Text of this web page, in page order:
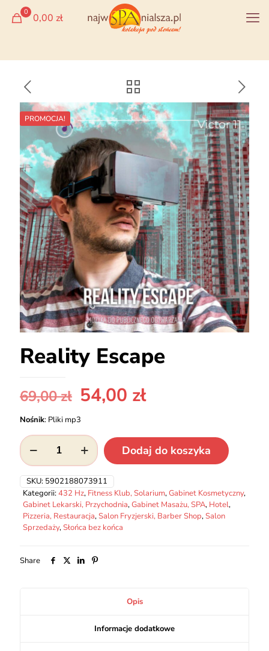
0 0,00 zł
PROMOCJA!
Reality Escape
69,00zł Pierwotna
cena
wynosiła:
69,00 zł.
54,00 złAktualna
wynosi:
54,00 zł.
Nośnik: Pliki mp3
ilość
Reality
Escape
Dodaj do koszyka
SKU: 5902188073911
Kategorii:432 Hz, Fitness Klub, Solarium,Gabinet Kosmetyczny,
Gabinet Lekarski, Przychodnia,Gabinet Masażu, SPA, Hotel,
Pizzeria, Restauracja,Salon Fryzjerski, Barber Shop,Salon
Sprzedaży,Słońca bez końca
Share
Opis
Informacje dodatkowe